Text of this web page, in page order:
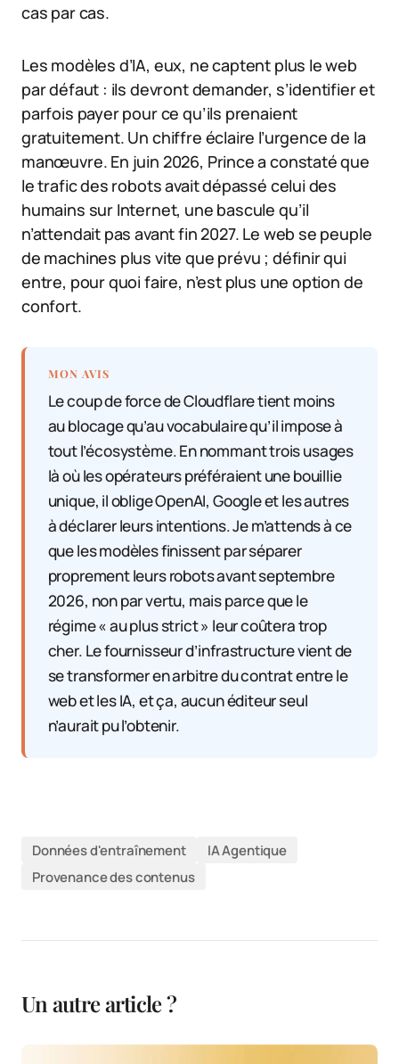
cas par cas.
Les modèles d’IA, eux, ne captent plus le web
par défaut : ils devront demander, s’identifier et
parfois payer pour ce qu’ils prenaient
gratuitement. Un chiffre éclaire l’urgence de la
manœuvre. En juin 2026, Prince a constaté que
le trafic des robots avait dépassé celui des
humains sur Internet, une bascule qu’il
n’attendait pas avant fin 2027. Le web se peuple
de machines plus vite que prévu ; définir qui
entre, pour quoi faire, n’est plus une option de
confort.
MON AVIS
Le coup de force de Cloudflare tient moins
au blocage qu’au vocabulaire qu’il impose à
tout l’écosystème. En nommant trois usages
là où les opérateurs préféraient une bouillie
unique, il oblige OpenAI, Google et les autres
à déclarer leurs intentions. Je m’attends à ce
que les modèles finissent par séparer
proprement leurs robots avant septembre
2026, non par vertu, mais parce que le
régime « au plus strict » leur coûtera trop
cher. Le fournisseur d’infrastructure vient de
se transformer en arbitre du contrat entre le
web et les IA, et ça, aucun éditeur seul
n’aurait pu l’obtenir.
Données d'entraînement
IA Agentique
Provenance des contenus
Un autre article ?